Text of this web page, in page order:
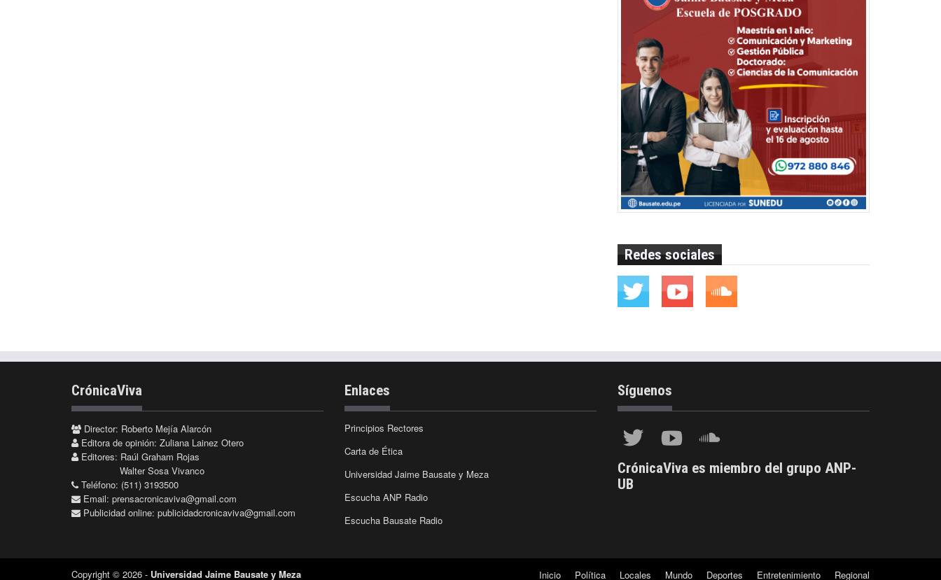
Redes sociales
CrónicaViva
Director: Roberto Mejía Alarcón
Editora de opinión: Zuliana Lainez Otero
Editores: Raúl Graham Rojas
Walter Sosa Vivanco
Teléfono: (511) 3193500
Email: prensacronicaviva@gmail.com
Publicidad online: publicidadcronicaviva@gmail.com
Enlaces
Principios Rectores
Carta de Ética
Universidad Jaime Bausate y Meza
Escucha ANP Radio
Escucha Bausate Radio
Síguenos
CrónicaViva es miembro del grupo ANP-
UB
Copyright © 2026 - Universidad Jaime Bausate y Meza Inicio Política Locales Mundo Deportes Entretenimiento Regional